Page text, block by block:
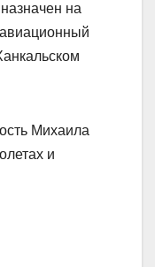
на
Михаила
и